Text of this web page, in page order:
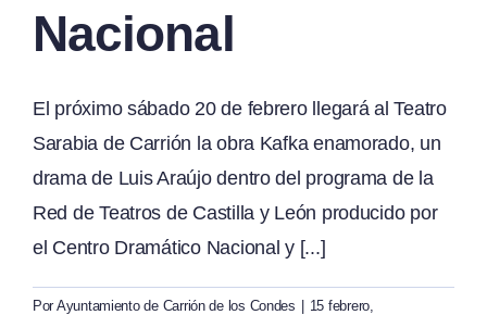
Nacional
El próximo sábado 20 de febrero llegará al Teatro
Sarabia de Carrión la obra Kafka enamorado, un
drama de Luis Araújo dentro del programa de la
Red de Teatros de Castilla y León producido por
el Centro Dramático Nacional y [...]
Por Ayuntamiento de Carrión de los Condes
15 febrero,